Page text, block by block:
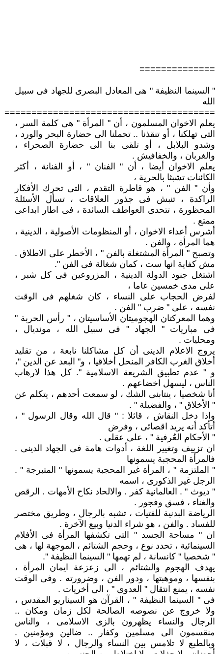
==============
" السينما النظيفة " هى المعادل البصرى للجهاد فى سبيل
الله
=======================================
يعلم الاخوان المسلمون ، أن " المرأة " هى كلمة السر ،
التى تهلكنا ، أو تنقذنا .. تحملنا الى حضارة البحر والورد ،
وشدو البلابل ، أو تلقى بنا الى حضارة الصحراء ،
والغربان ، والخفافيش .
يعلم الاخوان أيضا ، أن " الفنان " ، أو الفنانة ، أكثر
الكائنات تشبثا بالحرية ،
وأن " الفن " ، هو قاطرة التقدم ، التى تحرك الأفكار
الراكدة ، تنبش فى جذور العلاقات ، تسأل الأسئلة
المحظورة ، تتحدى العواطف السائدة ، فى اطار ابداعى
ممتع .
أشرس أعداء الاخوان ، أو المنظومات الأصولية ، الدينية ،
هما المرأة ، والفن .
وتصبح " المرأة المشتغلة بالفن " ، الأخطر على الاطلاق .
مش كفاية انها ست ، كمان شغالة فى الفن ".
اشتغل جنود الدولة الدينية ، المزروعين فى كل شبر ،
على مدى خمسين عاما ،
لفرض الحجاب على النساء ، كان شغلهم فى الوقت
نفسه ، على " ضرب " الفن .
وهما المعركتان الهجوميتان الأساسيتان ، " رأس الحربة "
فى مباريات " الجهاد " فى سبيل الله ، مونديال ،
ومحليات .
يروج الاعلام الدينى أن كل مشاكلنا نابعة ، من تقليد
أخلاق الغرب الكافر المنحل أخلاقيا ، و" البعد عن الدين "،
و " عدم تطبيق الشريعة الاسلامية ". كل هذا لارهاب
الناس ، ليسهل اخضاعهم .
أنا شخصيا ، ينتابنى الشك ، لو سمعت أحدهم ، يتكلم عن
" الأخلاق " ، والفضيلة " .
واذا دخل النقاش ، قائلا : " قال الله وقال الرسول " ،
أتأكد أنه يريد اقصائى ، وفرض
" الأحكام العُرفية " ، على عقلى .
ان تزييف وتغيير اللغة ، أدوات هامة فى الجهاد الدينى .
فالمرأة المحجبة يسمونها
" الملتزمة " ، المرأة غير المحجبة يسمونها " المتبرجة " .
الرجل غير الذكورى ، اسمه
" ديوث " . العالمانية كفر . والالحاد نكاح الأمهات . الرقص
والغناء ، فسق وفجور .
الرياضة البدنية للفتيات ، تشبه بالرجال ، وطريق مختصر
للفساد . والفن ، هو شراء الدنيا وبيع الآخرة .
ان " مساحة الجسد " التى تكشفها المرأة فى الأفلام
السينمائية ، تحدد نوع ، وحجم الشتائم ، الموجهة لها ، هى
" شخصيا " كانسانة ، لم تهمها " السينما النظيفة ".
يهدف الهجوم والشتائم ، الى زعزعة ايمان المرأة ،
بنفسها ، وموهبتها ، ودور الفن ، وضرورته . وفى الوقت
نفسه ، يمنع انتقال " العدوى " ، الى أخريات .
فى " السينما النظيفة " ، القرآن هو السيناريو المقدس ،
ولا خروج عن نصوصه الصالحة لكل زمان ومكان ..
الرجال والنساء يظهرون بالزى الاسلامى ، والناس
منقسمون الى مسلمين وكفار .. ضالين ومؤمنين .
وبالطبع لا تلامس بين النساء والرجال ، لا قبلات ، لا